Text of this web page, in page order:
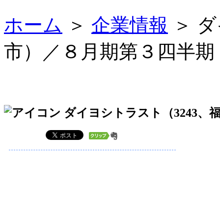
ホーム ＞ 企業情報 ＞
市）／８月期第３四半
ダイヨシトラスト（3243、